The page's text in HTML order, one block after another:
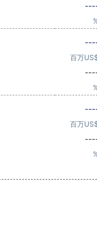
百万
百万